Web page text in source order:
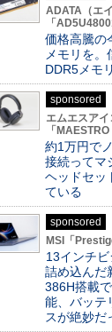
ADATA（エ
「
価格高騰の
メモリを。
DDR5メモ
sponsored
エムエスア
「
約1万円で
接続ってマ
ヘッドセッ
ている
sponsored
MSI「
13インチ
詰め込んだ
386H搭載
能、バッテ
スが絶妙だ